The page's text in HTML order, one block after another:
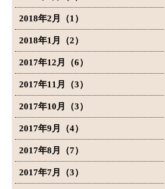
2018年2月（1）
2018年1月（2）
2017年12月（6）
2017年11月（3）
2017年10月（3）
2017年9月（4）
2017年8月（7）
2017年7月（3）